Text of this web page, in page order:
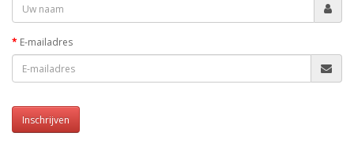
E-mailadres
Inschrijven